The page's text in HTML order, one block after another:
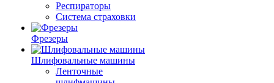
Респираторы
Система страховки
Фрезеры
Шлифовальные машины
Ленточные